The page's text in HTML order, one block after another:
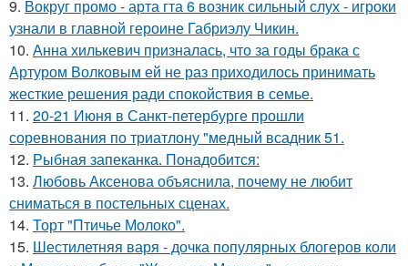
9. Вокруг промо - арта гта 6 возник сильный слух - игроки
узнали в главной героине Габриэлу Чикин.
10. Анна хилькевич призналась, что за годы брака с
Артуром Волковым ей не раз приходилось принимать
жесткие решения ради спокойствия в семье.
11. 20-21 Июня в Санкт-петербурге прошли
соревнования по триатлону "медный всадник 51.
12. Рыбная запеканка. Понадобится:
13. Любовь Аксенова объяснила, почему не любит
сниматься в постельных сценах.
14. Торт "Птичье Молоко".
15. Шестилетняя варя - дочка популярных блогеров коли